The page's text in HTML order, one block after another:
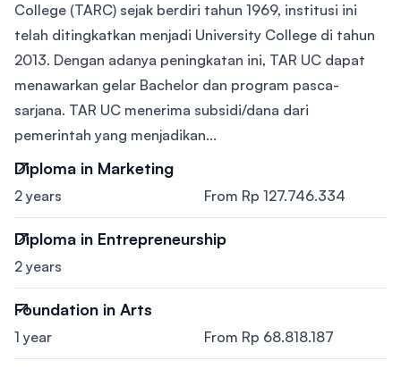
College (TARC) sejak berdiri tahun 1969, institusi ini
telah ditingkatkan menjadi University College di tahun
2013. Dengan adanya peningkatan ini, TAR UC dapat
menawarkan gelar Bachelor dan program pasca-
sarjana. TAR UC menerima subsidi/dana dari
pemerintah yang menjadikan...
Diploma in Marketing
2 years From Rp 127.746.334
Diploma in Entrepreneurship
2 years
Foundation in Arts
1 year From Rp 68.818.187